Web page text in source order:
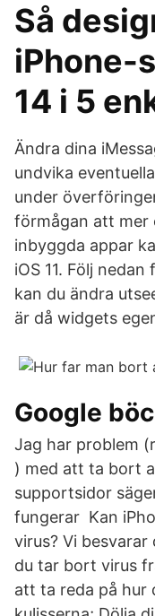
Så
iPhone-
14 i 5
Ändra dina
undvika
under
förmågan att mer
inbyggda appar
iOS 11. Följ
kan du ändra
är då widgets
Google
Jag har problem
) med att ta bort
supportsidor
fungerar Kan
virus? Vi
du tar bort virus
att ta reda på hur